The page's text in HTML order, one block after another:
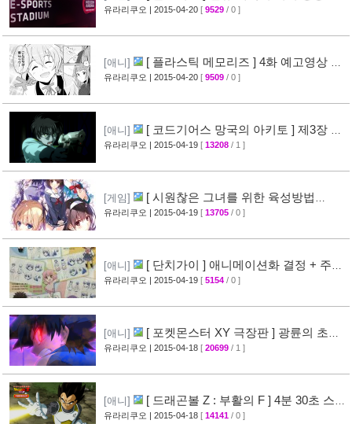
개 [42]
유라리쿠오 | 2015-04-20 [ 9529 / 0 ]
[애니]
[ 플라스틱 메모리즈 ] 4화 예고영상 +
애니메이션 비교 화면 공개
유라리쿠오 | 2015-04-20 [ 9509 / 0 ]
[애니]
[ 코드기어스 망국의 아키토 ] 제3장 다
이제스트 10분영상 공개
[40]
유라리쿠오 | 2015-04-19 [ 13208 / 1 ]
[게임]
[ 시원찮은 그녀를 위한 육성방법
blessing flowers ] 캐릭터 소개 영상 공개
유라리쿠오 | 2015-04-19 [ 13705 / 0 ]
[애니]
[ 단치가이 ] 애니메이션화 결정 + 주요
성우진 공개 [27]
유라리쿠오 | 2015-04-19 [ 5154 / 0 ]
[애니]
[ 포켓몬스터 XY 극장판 ] 광륜의 초마
신 후파 PV 영상 공개 [47]
유라리쿠오 | 2015-04-18 [ 20699 / 1 ]
[애니]
[ 드래곤볼 Z : 부활의 F ] 4분 30초 스토
리 영상 공개 [38]
유라리쿠오 | 2015-04-18 [ 14141 / 0 ]